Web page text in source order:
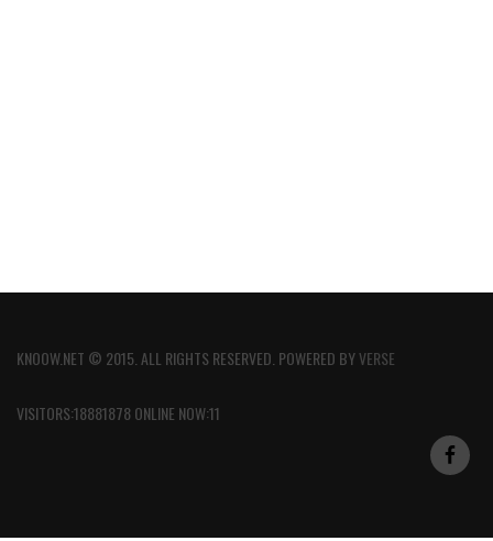
KNOOW.NET © 2015. ALL RIGHTS RESERVED. POWERED BYVERSE
VISITORS:18881878 ONLINE NOW:11